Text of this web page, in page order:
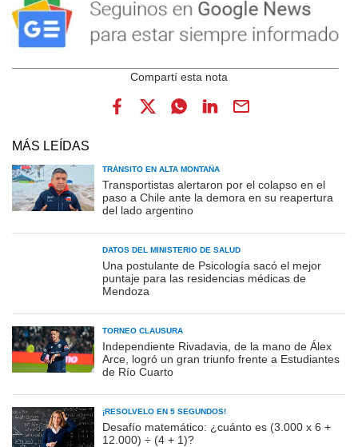
MÁS LEÍDAS
TRÁNSITO EN ALTA MONTAÑA
Transportistas alertaron por el colapso en el
paso a Chile ante la demora en su reapertura
del lado argentino
DATOS DEL MINISTERIO DE SALUD
Una postulante de Psicología sacó el mejor
puntaje para las residencias médicas de
Mendoza
TORNEO CLAUSURA
Independiente Rivadavia, de la mano de Álex
Arce, logró un gran triunfo frente a Estudiantes
de Río Cuarto
¡RESOLVELO EN 5 SEGUNDOS!
Desafío matemático: ¿cuánto es (3.000 x 6 +
12.000) ÷ (4 + 1)?